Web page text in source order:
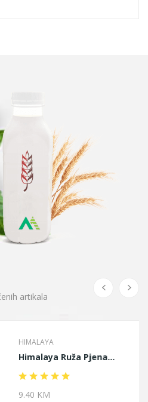
artikala
Ruža Pjena...